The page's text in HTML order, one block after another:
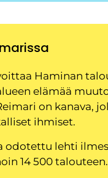
Haminan
elämää
on kanava,
ihmiset.
odotettu lehti
14 500 talouteen.